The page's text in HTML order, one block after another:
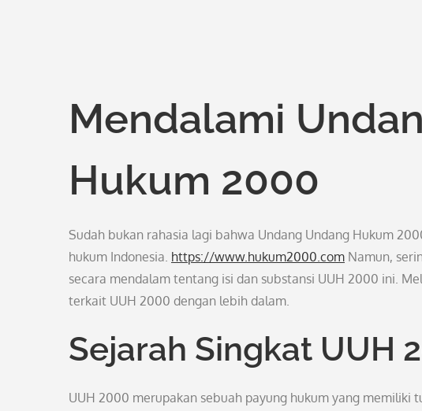
Mendalami
Hukum 2000
Sudah bukan rahasia lagi bahwa Undang Undang Hukum
hukum Indonesia. https://www.hukum2000.com Namun,
secara mendalam tentang isi dan substansi UUH 2000 ini.
terkait UUH 2000 dengan lebih dalam.
Sejarah Singkat UUH
UUH 2000 merupakan sebuah payung hukum yang